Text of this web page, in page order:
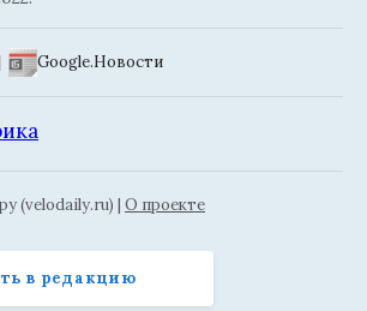
| Google.Новости
(velodaily.ru) | О проекте
в редакцию